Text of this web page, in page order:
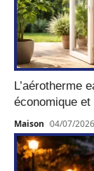
L’aérotherme
économique et
Maison 04/07/2026